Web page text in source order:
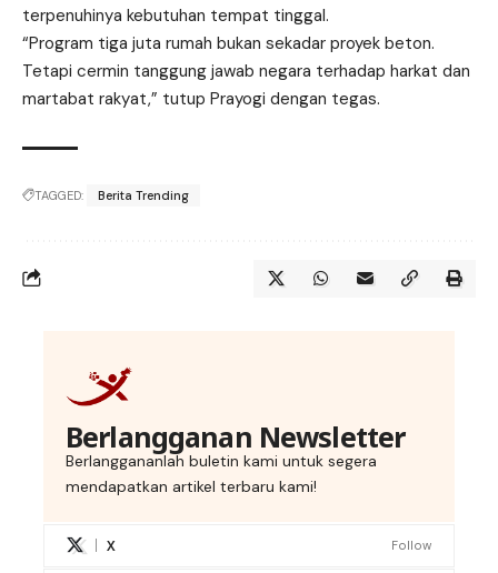
terpenuhinya kebutuhan tempat tinggal.
“Program tiga juta rumah bukan sekadar proyek beton.
Tetapi cermin tanggung jawab negara terhadap harkat dan
martabat rakyat,” tutup Prayogi dengan tegas.
TAGGED: Berita Trending
Berlangganan Newsletter
Berlanggananlah buletin kami untuk segera
mendapatkan artikel terbaru kami!
X Follow